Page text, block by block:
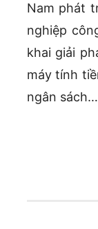
Nam phát
nghiệp
khai giải
máy tính
ngân sách…